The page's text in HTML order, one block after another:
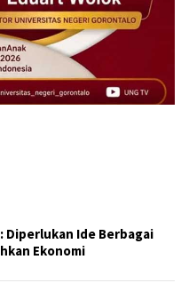
Diperlukan Ide Berbagai
Ekonomi